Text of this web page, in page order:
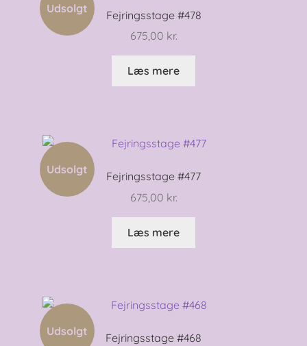
Fejringsstage #478
675,00 kr.
Læs mere
Udsolgt
Fejringsstage #477
675,00 kr.
Læs mere
Udsolgt
Fejringsstage #468
Udsolgt